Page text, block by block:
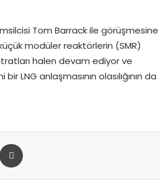
Tom Barrack ile görüşmesine
modüler reaktörlerin (SMR)
halen devam ediyor ve
LNG anlaşmasının olasılığının da
E-Posta ile paylaş